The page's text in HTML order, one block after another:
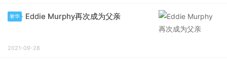
奢华 Eddie Murphy再次成为父亲
2021-09-28